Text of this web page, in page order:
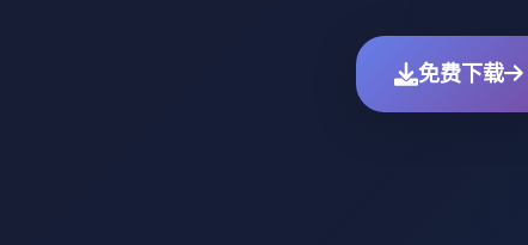
免费下载